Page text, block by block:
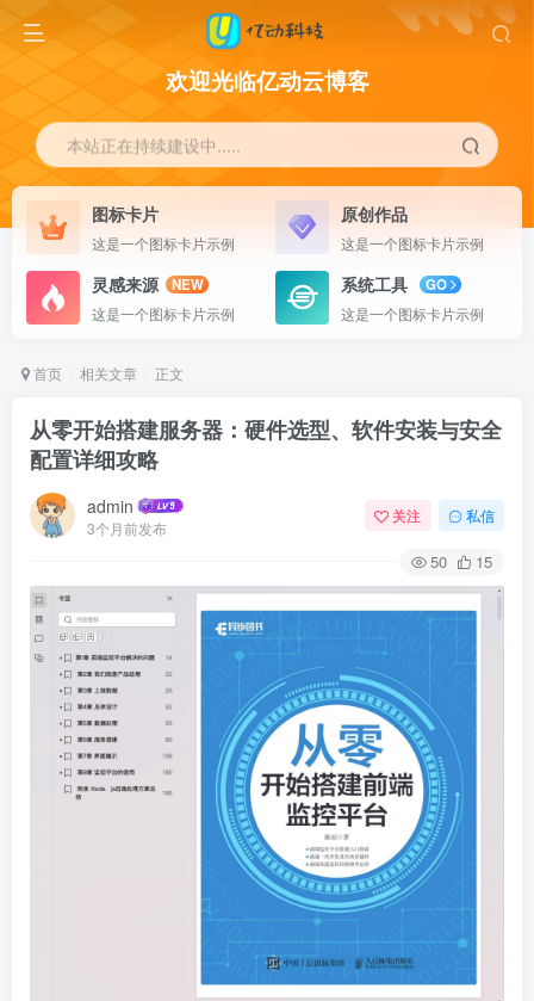
欢迎光临亿动云博客
本站正在持续建设中.....
图标卡片
这是一个图标卡片示例
原创作品
这是一个图标卡片示例
灵感来源
NEW
这是一个图标卡片示例
系统工具
GO
这是一个图标卡片示例
首页 相关文章 正文
从零开始搭建服务器：硬件选型、软件安装与安全
配置详细攻略
admin
3个月前发布
关注 私信
50 15